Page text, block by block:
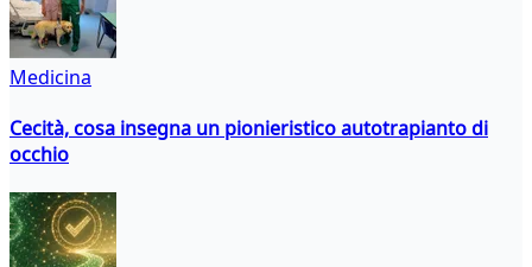
Medicina
Cecità, cosa insegna un pionieristico autotrapianto di
occhio